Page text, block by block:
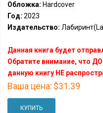
Обложка: Hardcover
Год: 2023
Издательство:
Данная книга будет
Обратите внимание, что
данную книгу НЕ
Ваша цена: $31.39
КУПИТЬ